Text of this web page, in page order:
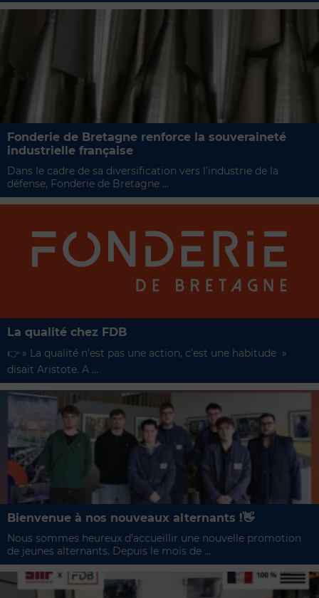
Fonderie de Bretagne renforce la souveraineté
industrielle française
Dans le cadre de sa diversification vers l’industrie de la
défense, Fonderie de Bretagne ...
La qualité chez FDB
👉​ » La qualité n’est pas une action, c’est une habitude »
disait Aristote. A ...
Bienvenue à nos nouveaux alternants !👋
Nous sommes heureux d’accueillir une nouvelle promotion
de jeunes alternants. Depuis le mois de ...